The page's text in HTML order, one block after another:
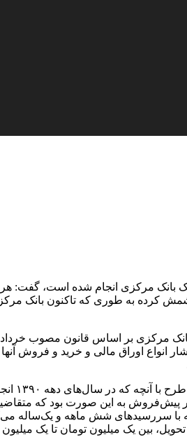
بانک مرکزی انجام شده است،
انواع اوراق مالی و خرید و فروش
سخنگوی
در آن عرضه می‌شد. سازوکار پیش‌فروش به این صورت
با سررسیدهای شش ماهه و یک‌ساله
تا یک میلیون و ۳۰۰ هزار تومان متغیر